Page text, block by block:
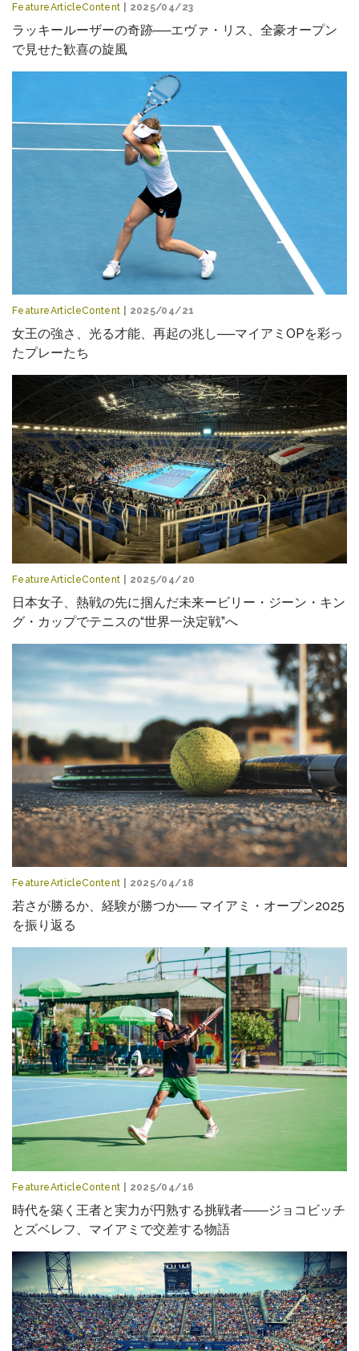
FeatureArticleContent | 2025/04/23
ラッキールーザーの奇跡──エヴァ・リス、全豪オープン
で見せた歓喜の旋風
FeatureArticleContent | 2025/04/21
女王の強さ、光る才能、再起の兆し──マイアミOPを彩っ
たプレーたち
FeatureArticleContent | 2025/04/20
日本女子、熱戦の先に掴んだ未来ービリー・ジーン・キン
グ・カップでテニスの“世界一決定戦”へ
FeatureArticleContent | 2025/04/18
若さが勝るか、経験が勝つか── マイアミ・オープン2025
を振り返る
FeatureArticleContent | 2025/04/16
時代を築く王者と実力が円熟する挑戦者――ジョコビッチ
とズベレフ、マイアミで交差する物語